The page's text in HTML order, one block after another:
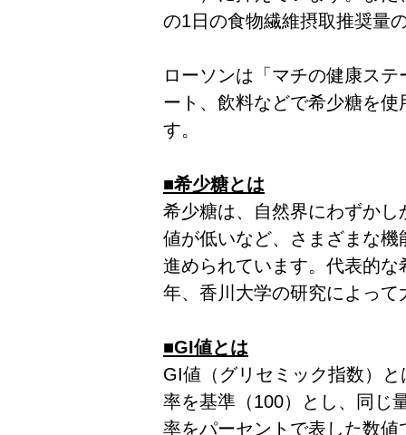
の1日の食物繊維摂取推奨量
ローソンは「マチの健康ス
ート、飲料などで希少糖を
す。
■希少糖とは
希少糖は、自然界にわずか
値が低いなど、さまざまな
進められています。代表的な
年、香川大学の研究によっ
■GI値とは
GI値（グリセミック指数）
率を基準（100）とし、同じ
率をパーセントで表した数